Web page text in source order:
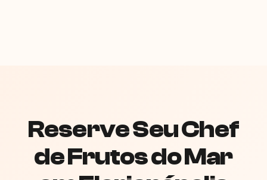
Reserve Seu Chef
de Frutos do Mar